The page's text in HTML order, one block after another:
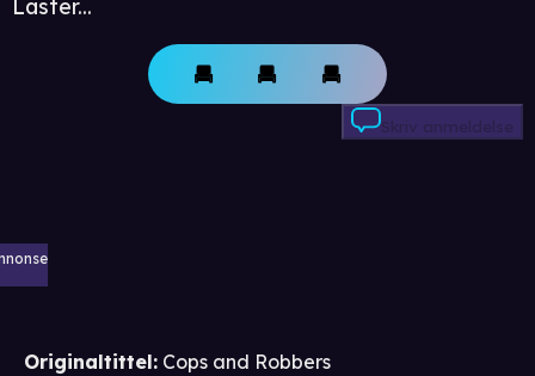
Laster...
Skriv anmeldelse
Originaltittel: Cops and Robbers